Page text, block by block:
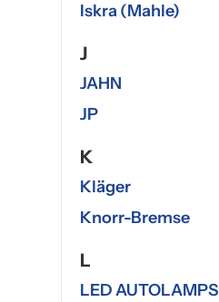
Iskra (Mahle)
J
JAHN
JP
K
Kläger
Knorr-Bremse
L
LED AUTOLAMPS